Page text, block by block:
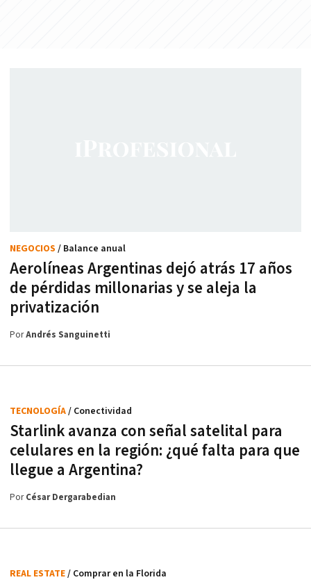
Aerolíneas Argentinas dejó atrás 17 años
de pérdidas millonarias y se aleja la
privatización
NEGOCIOS / Balance anual
PorAndrés Sanguinetti
Starlink avanza con señal satelital para
celulares en la región: ¿qué falta para que
llegue a Argentina?
TECNOLOGÍA/ Conectividad
PorCésar Dergarabedian
REAL ESTATE/ Comprar en la Florida